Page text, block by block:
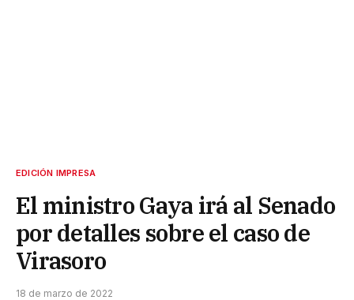
EDICIÓN IMPRESA
El ministro Gaya irá al Senado
por detalles sobre el caso de
Virasoro
18 de marzo de 2022